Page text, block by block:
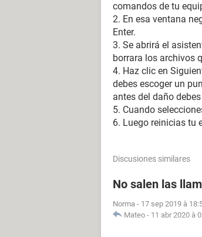
comandos de tu
2. En esa ventana
Enter.
3. Se abrirá el
borrara los archivos
4. Haz clic en
debes escoger un
antes del daño
5. Cuando
6. Luego reinicias tu
Discusiones similares
No salen las
Norma - 17 sep 2019 à
Mateo - 11 abr 2020 à